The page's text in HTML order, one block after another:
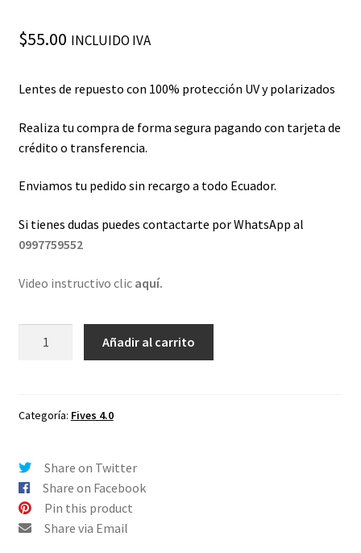
$55.00 INCLUIDO IVA
Lentes de repuesto con 100% protección UV y polarizados
Realiza tu compra de forma segura pagando con tarjeta de
crédito o transferencia.
Enviamos tu pedido sin recargo a todo Ecuador.
Si tienes dudas puedes contactarte por WhatsApp al
0997759552
Video instructivo clic aquí.
Oakley
Verde
-
Polarizado
cantidad
Añadir al carrito
Categoría: Fives 4.0
Share on Twitter
Share on Facebook
Pin this product
Share via Email